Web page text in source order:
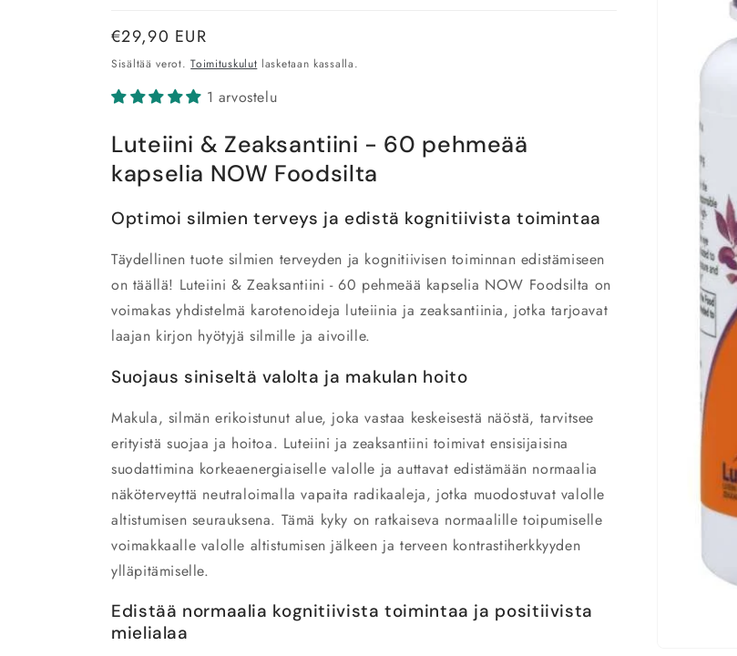
Normaalihinta
€29,90 EUR
Sisältää verot.Toimituskulut lasketaan kassalla.
1 arvostelu
Luteiini & Zeaksantiini - 60 pehmeää
kapselia NOW Foodsilta
Optimoi silmien terveys ja edistä kognitiivista toimintaa
Täydellinen tuote silmien terveyden ja kognitiivisen toiminnan edistämiseen
on täällä! Luteiini & Zeaksantiini - 60 pehmeää kapselia NOW Foodsilta on
voimakas yhdistelmä karotenoideja luteiinia ja zeaksantiinia, jotka tarjoavat
laajan kirjon hyötyjä silmille ja aivoille.
Suojaus siniseltä valolta ja makulan hoito
Makula, silmän erikoistunut alue, joka vastaa keskeisestä näöstä, tarvitsee
erityistä suojaa ja hoitoa. Luteiini ja zeaksantiini toimivat ensisijaisina
suodattimina korkeaenergiaiselle valolle ja auttavat edistämään normaalia
näköterveyttä neutraloimalla vapaita radikaaleja, jotka muodostuvat valolle
altistumisen seurauksena. Tämä kyky on ratkaiseva normaalille toipumiselle
voimakkaalle valolle altistumisen jälkeen ja terveen kontrastiherkkyyden
ylläpitämiselle.
Edistää normaalia kognitiivista toimintaa ja positiivista
mielialaa